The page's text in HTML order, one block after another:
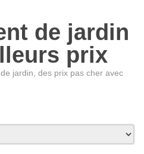
de jardin
prix
jardin, des prix pas cher avec